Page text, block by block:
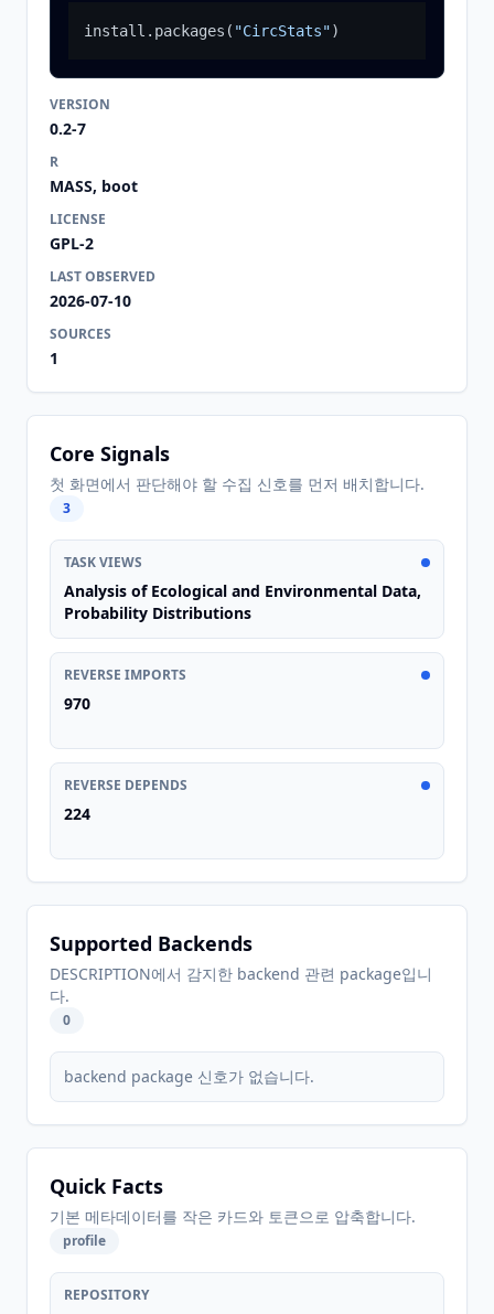
install.packages ( "CircStats")
VERSION
0.2-7
R
MASS, boot
LICENSE
GPL-2
LAST OBSERVED
2026-07-10
SOURCES
1
Core Signals
첫 화면에서 판단해야 할 수집 신호를 먼저 배치합니다.
3
TASK VIEWS
Analysis of Ecological and Environmental Data,
Probability Distributions
REVERSE IMPORTS
970
REVERSE DEPENDS
224
Supported Backends
DESCRIPTION에서 감지한 backend 관련 package입니
다.
0
backend package 신호가 없습니다.
Quick Facts
기본 메타데이터를 작은 카드와 토큰으로 압축합니다.
profile
REPOSITORY